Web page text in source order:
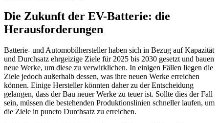
Die Zukunft der EV-Batterie: die
Herausforderungen
Batterie- und Automobilhersteller haben sich in Bezug auf Kapazität
und Durchsatz ehrgeizige Ziele für 2025 bis 2030 gesetzt und bauen
neue Werke, um diese zu verwirklichen. In einigen Fällen liegen die
Ziele jedoch außerhalb dessen, was ihre neuen Werke erreichen
können. Einige Hersteller könnten daher zu der Entscheidung
gelangen, dass der Bau neuer Werke zu teuer ist. Sollte dies der Fall
sein, müssen die bestehenden Produktionslinien schneller laufen, um
die Ziele in puncto Durchsatz zu erreichen.